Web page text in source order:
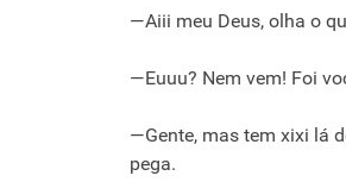
—Aiii meu Deus, olha o
—Euuu? Nem vem! Foi
—Gente, mas tem xixi lá
pega.